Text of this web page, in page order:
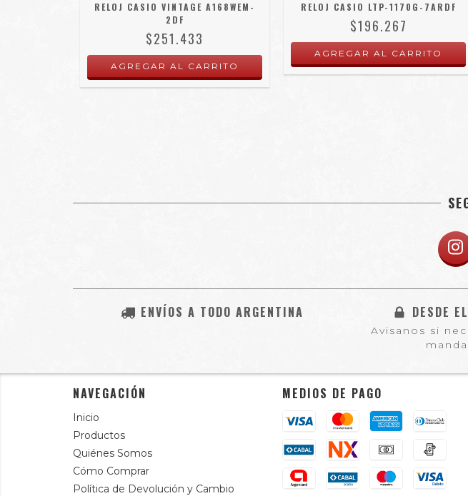
RELOJ CASIO VINTAGE A168WEM-
2DF
$251.433
RELOJ CASIO LTP-1170G-7ARDF
$196.267
ENVÍOS A TODO ARGENTINA DESDE
Avisanos si
NAVEGACIÓN
Inicio
Productos
Quiénes Somos
Cómo Comprar
Política de Devolución y Cambio
MEDIOS DE PAGO